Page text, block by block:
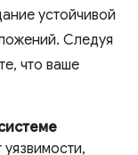
устойчивой
Следуя
что ваше